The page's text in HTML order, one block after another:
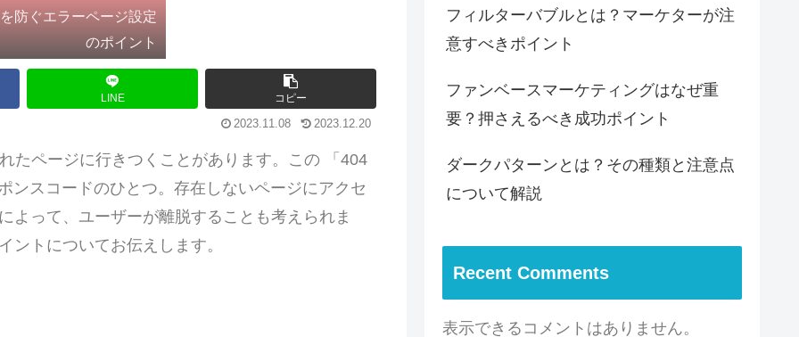
防ぐエラーページ設定
のポイント
LINE コピー
2023.11.08 2023.12.20
たページに行きつくことがあります。この 「404
ンスコードのひとつ。存在しないページにアクセ
よって、ユーザーが離脱することも考えられま
ントについてお伝えします。
フィルターバブルとは？マーケターが注
意すべきポイント
ファンベースマーケティングはなぜ重
要？押さえるべき成功ポイント
ダークパターンとは？その種類と注意点
について解説
Recent Comments
表示できるコメントはありません。